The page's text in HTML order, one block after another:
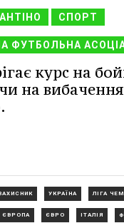
СПОРТ
ФУТБОЛЬНА
курс на
на вибачення
УКРАЇНА ЛІГА
ЄВРОПА ЄВРО ІТАЛІЯ